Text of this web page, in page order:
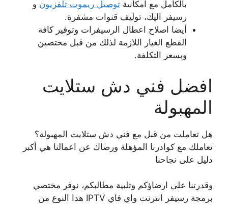
بالكامل مع امكانية توصيل ريموت تلفزيون و
رسيفر اليك، توليف قنوات مشفرة.
أيضا اصلاح اعطال الرسيفرات وتوفير كافة
القطع الغيار اللازمة لذلك من قبل مختصين
وبسعر التكلفة.
افضل فني دش ستلايت
المهبولة
هل تعاملت من قبل مع فني دش ستلايت المهبولة؟
تعاملك مع كوادرنا المؤهلة ورضاك عن اعمالنا هي أكبر
دليل على نجاحنا
وقدرتنا على ارضاؤكم وتلبية مطالبكم، نوفر مختصي
برمجة رسيفر انترنت واي فاي IPTV هذا النوع من